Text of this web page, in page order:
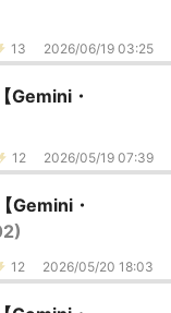
13 2026/06/19 03:25
Gemini・
12 2026/05/19 07:39
Gemini・
12 2026/05/20 18:03